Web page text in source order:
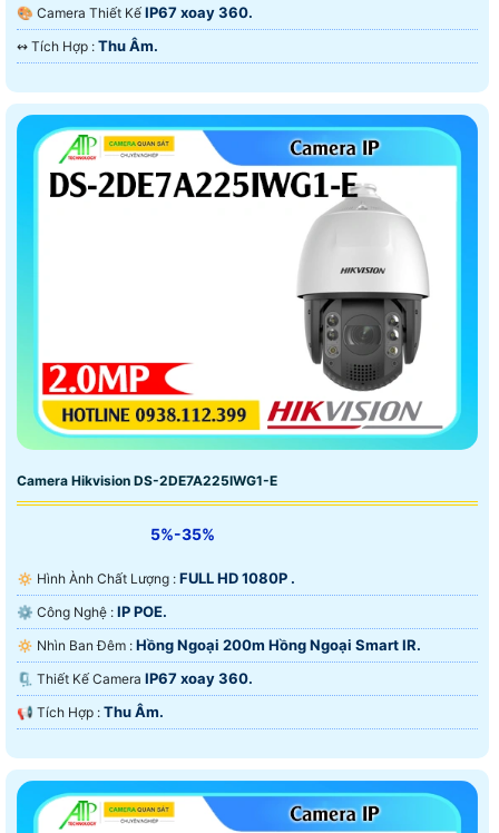
🎨 Camera Thiết Kế IP67 xoay 360.
️↭ Tích Hợp : Thu Âm.
Camera Hikvision DS-2DE7A225IWG1-E
5%-35%
🔅 Hình Ành Chất Lượng : FULL HD 1080P .
⚙ Công Nghệ : IP POE.
🔅 Nhìn Ban Đêm : Hồng Ngoại 200m Hồng Ngoại Smart IR.
🗜️ Thiết Kế Camera IP67 xoay 360.
️📢 Tích Hợp : Thu Âm.